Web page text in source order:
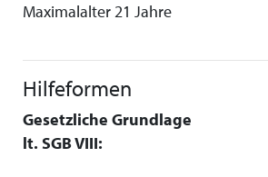
Maximalalter 21 Jahre
Hilfeformen
Gesetzliche Grundlage
lt. SGB VIII: